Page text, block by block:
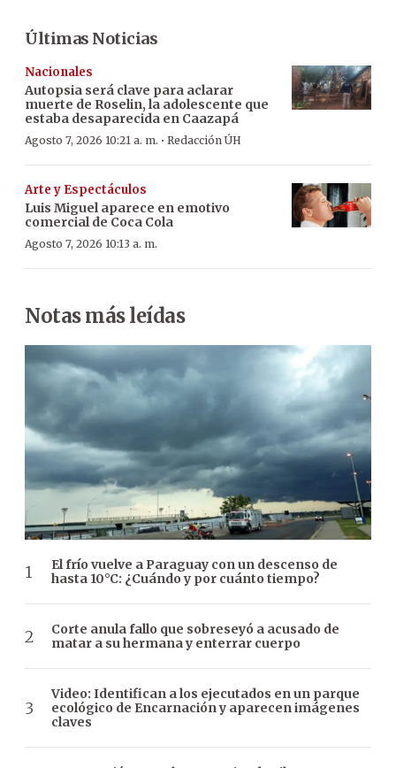
Últimas Noticias
Nacionales
Autopsia será clave para aclarar
muerte de Roselin, la adolescente que
estaba desaparecida en Caazapá
Agosto 7, 2026 10:21 a. m. · Redacción ÚH
Arte y Espectáculos
Luis Miguel aparece en emotivo
comercial de Coca Cola
Agosto 7, 2026 10:13 a. m.
Notas más leídas
El frío vuelve a Paraguay con un descenso de
hasta 10°C: ¿Cuándo y por cuánto tiempo?
Corte anula fallo que sobreseyó a acusado de
matar a su hermana y enterrar cuerpo
Video: Identifican a los ejecutados en un parque
ecológico de Encarnación y aparecen imágenes
claves